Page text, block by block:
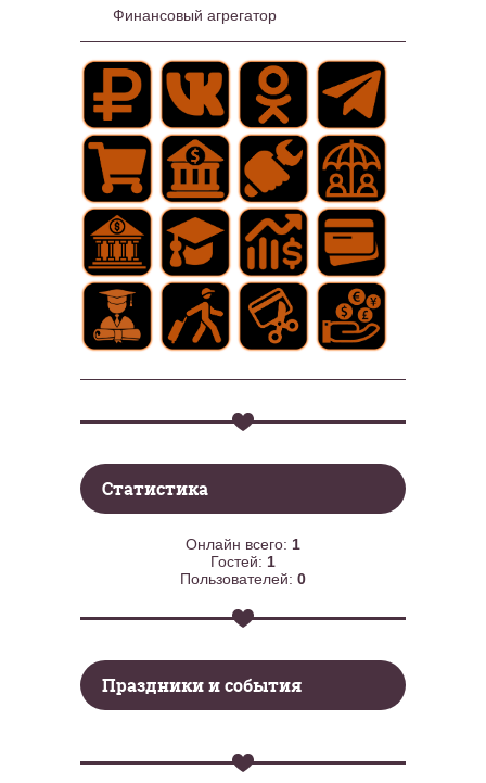
Финансовый агрегатор
Статистика
Онлайн всего: 1
Гостей: 1
Пользователей: 0
Праздники и события